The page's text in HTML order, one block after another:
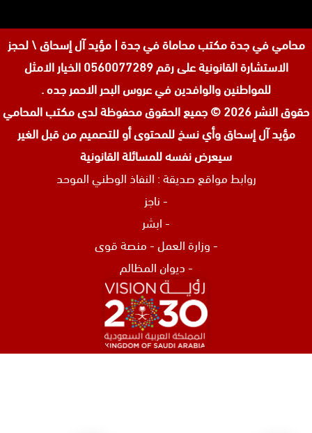
محامي في جدةمكتب محاماة في جدة | مؤيد آل إسحاق \ لحجز
الاستشارة القانونية على رقم 0560077289 الخيار الامثل
للمواطنين والوافدين في عروس البحر الاحمر جده .
حقوق النشر 2026 © جميع الحقوق محفوظة لدى
مكتب المحامي
مؤيد آل إسحاق وأي نسخ للمحتوى أو للتصميم من قبل الغير
سيعرض نفسه للمسائلة القانونية
روابط مواقع صديقة : النفاذ الوطني الموحد
-ناجز
-ابشر
-وزارة العمل-منصة قوى
-ديوان المظالم